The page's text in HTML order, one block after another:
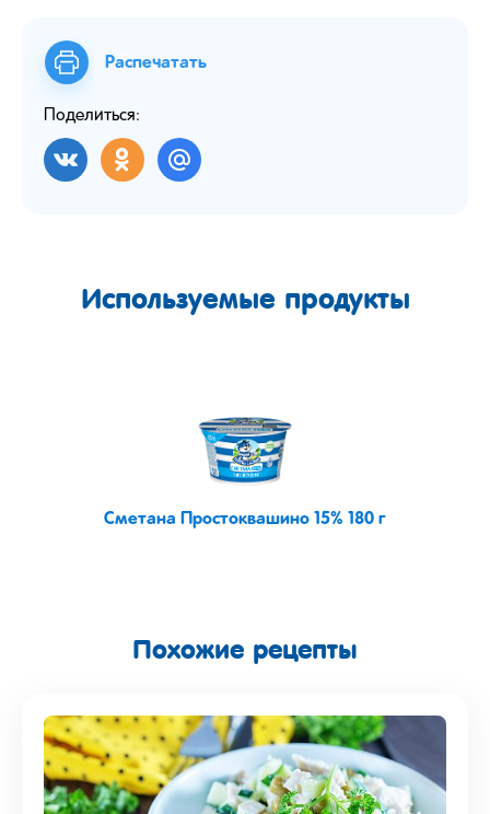
Распечатать
Поделиться:
Используемые продукты
Сметана Простоквашино 15% 180 г
Похожие рецепты